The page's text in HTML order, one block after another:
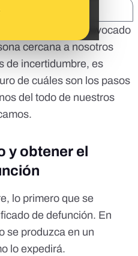
de alarma provocado
cercana a nosotros
de incertidumbre, es
de cuáles son los pasos
del todo de nuestros
y obtener el
lo primero que se
de defunción. En
se produzca en un
lo expedirá.